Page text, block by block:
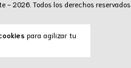
para agilizar tu
- 2026. Todos los derechos reservados.